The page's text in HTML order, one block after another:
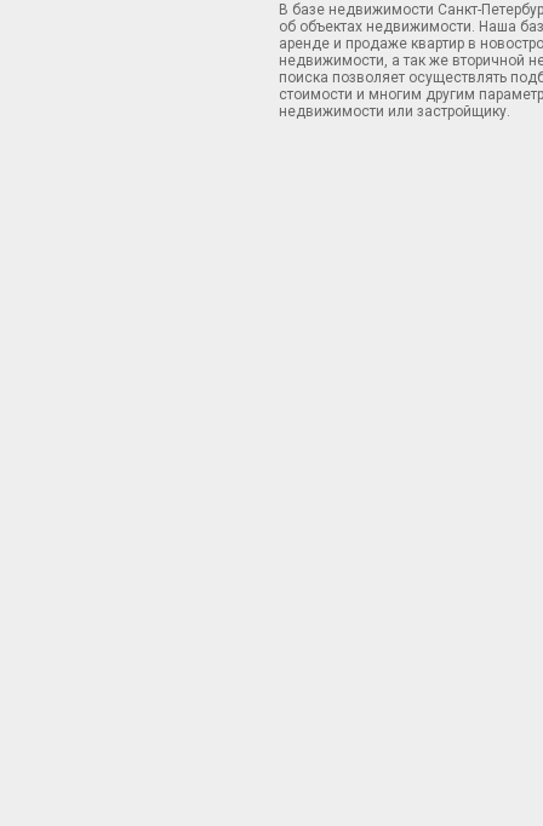
В базе недвижимости Санкт-
об объектах недвижимости. Наша
аренде и продаже квартир в
недвижимости, а так же вторичной
поиска позволяет осуществлять
стоимости и многим другим
недвижимости или застройщику.